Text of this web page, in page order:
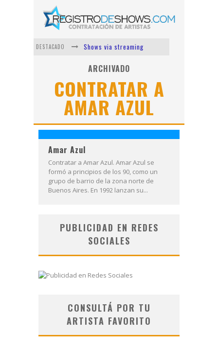
DESTACADO
Shows via streaming
Lit Killah
Nicki Nicole
Duki
Vi Em
ARCHIVADO
CONTRATAR A
AMAR AZUL
Amar Azul
Contratar a Amar Azul. Amar Azul se
formó a principios de los 90, como un
grupo de barrio de la zona norte de
Buenos Aires. En 1992 lanzan su...
PUBLICIDAD EN REDES
SOCIALES
CONSULTÁ POR TU
ARTISTA FAVORITO